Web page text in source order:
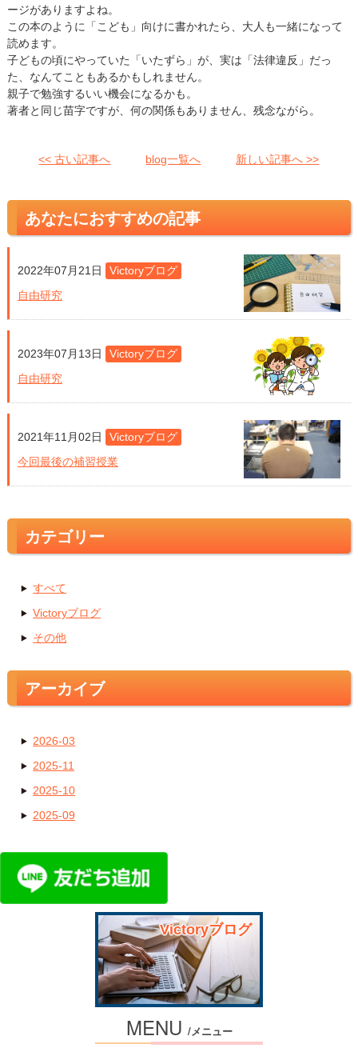
ージがありますよね。
この本のように「こども」向けに書かれたら、大人も一緒になって
読めます。
子どもの頃にやっていた「いたずら」が、実は「法律違反」だっ
た、なんてこともあるかもしれません。
親子で勉強するいい機会になるかも。
著者と同じ苗字ですが、何の関係もありません、残念ながら。
<< 古い記事へ blog一覧へ 新しい記事へ >>
あなたにおすすめの記事
2022年07月21日
Victoryブログ
自由研究
2023年07月13日
Victoryブログ
自由研究
2021年11月02日
Victoryブログ
今回最後の補習授業
カテゴリー
すべて
Victoryブログ
その他
アーカイブ
2026-03
2025-11
2025-10
2025-09
Victoryブログ
MENU /メニュー